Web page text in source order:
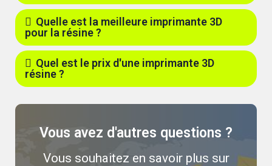
Quelle est la meilleure imprimante 3D
pour la résine ?
Quel est le prix d'une imprimante 3D
résine ?
Vous avez d'autres questions ?
Vous souhaitez en savoir plus sur